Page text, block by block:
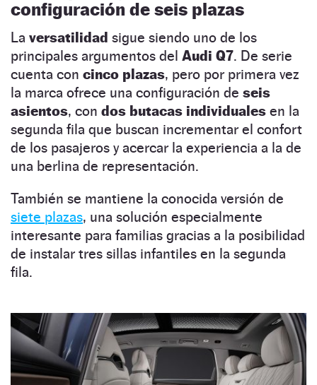
configuración de seis plazas
La versatilidad sigue siendo uno de los
principales argumentos del Audi Q7. De serie
cuenta con cinco plazas, pero por primera vez
la marca ofrece una configuración de seis
asientos, con dos butacas individuales en la
segunda fila que buscan incrementar el confort
de los pasajeros y acercar la experiencia a la de
una berlina de representación.
También se mantiene la conocida versión de
siete plazas, una solución especialmente
interesante para familias gracias a la posibilidad
de instalar tres sillas infantiles en la segunda
fila.